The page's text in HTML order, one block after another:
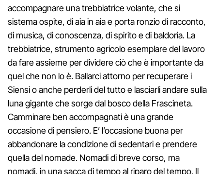
accompagnare una trebbiatrice volante, che si
sistema ospite, di aia in aia e porta ronzio di racconto,
di musica, di conoscenza, di spirito e di baldoria. La
trebbiatrice, strumento agricolo esemplare del lavoro
da fare assieme per dividere ciò che è importante da
quel che non lo è. Ballarci attorno per recuperare i
Siensi o anche perderli del tutto e lasciarli andare sulla
luna gigante che sorge dal bosco della Frascineta.
Camminare ben accompagnati è una grande
occasione di pensiero. E’ l’occasione buona per
abbandonare la condizione di sedentari e prendere
quella del nomade. Nomadi di breve corso, ma
nomadi, in una sacca di tempo al riparo del tempo. Il